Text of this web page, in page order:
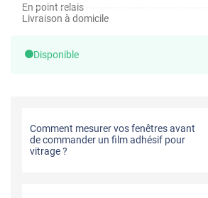
En point relais
Livraison à domicile
Disponible
Comment mesurer vos fenêtres avant
de commander un film adhésif pour
vitrage ?